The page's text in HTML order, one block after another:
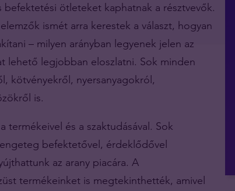
ötleteket kaphatnak a résztvevők.
ismét arra kerestek a választ, hogyan
– milyen arányban legyenek jelen az
lehető legjobban eloszlatni. Sok minden
kötvényekről, nyersanyagokról,
is.
termékeivel és a szaktudásával. Sok
befektetővel, érdeklődővel
az arany piacára. A
termékeinket is megtekinthették, amivel